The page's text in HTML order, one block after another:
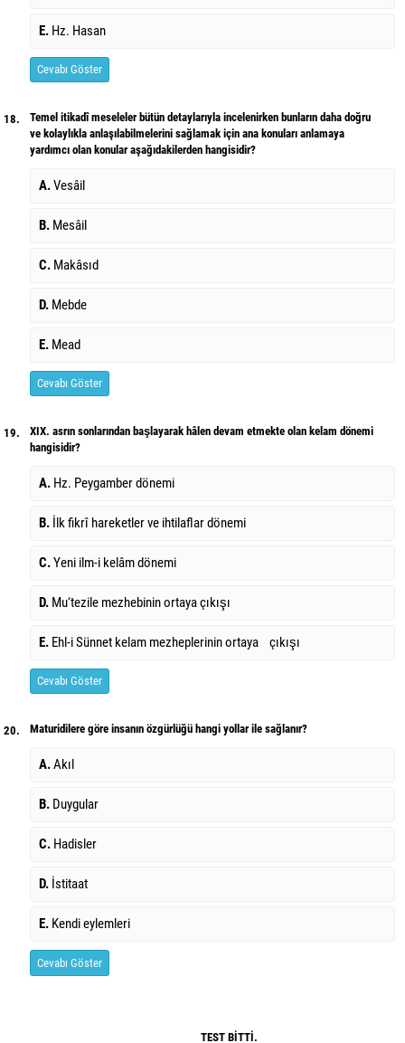
E. Hz. Hasan
Cevabı Göster
18.
Temel itikadî meseleler bütün detaylarıyla incelenirken bunların daha doğru
ve kolaylıkla anlaşılabilmelerini sağlamak için ana konuları anlamaya
yardımcı olan konular aşağıdakilerden hangisidir?
A.Vesâil
B. Mesâil
C. Makâsıd
D. Mebde
E. Mead
Cevabı Göster
19.
XIX. asrın sonlarından başlayarak hâlen devam etmekte olan kelam dönemi
hangisidir?
A. Hz. Peygamber dönemi
B. İlk fikrî hareketler ve ihtilaflar dönemi
C.Yeni ilm-i kelâm dönemi
D. Mu‘tezile mezhebinin ortaya çıkışı
E. Ehl-i Sünnet kelam mezheplerinin ortaya çıkışı
Cevabı Göster
20. Maturidilere göre insanın özgürlüğü hangi yollar ile sağlanır?
A.Akıl
B. Duygular
C. Hadisler
D. İstitaat
E. Kendi eylemleri
Cevabı Göster
TEST BİTTİ.